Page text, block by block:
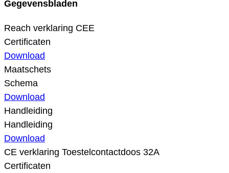
Gegevensbladen
Reach verklaring CEE
Certificaten
Download
Maatschets
Schema
Download
Handleiding
Handleiding
Download
CE verklaring Toestelcontactdoos 32A
Certificaten